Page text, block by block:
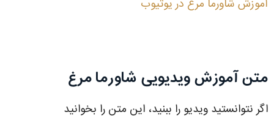
آموزش شاورما مرغ در یوتیوب
متن آموزش ویدیویی شاورما مرغ
اگر نتوانستید ویدیو را ببنید، این متن را بخوانید